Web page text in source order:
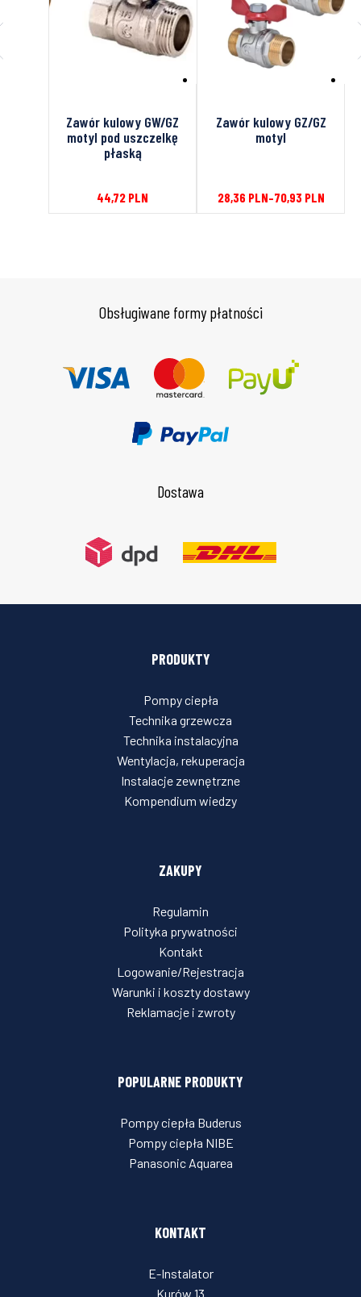
Zawór kulowy GW/GZ
motyl pod uszczelkę
płaską
44,72 PLN
Zawór kulowy GZ/GZ
motyl
28,36 PLN–70,93 PLN
Obsługiwane formy płatności
Dostawa
PRODUKTY
Pompy ciepła
Technika grzewcza
Technika instalacyjna
Wentylacja, rekuperacja
Instalacje zewnętrzne
Kompendium wiedzy
ZAKUPY
Regulamin
Polityka prywatności
Kontakt
Logowanie/Rejestracja
Warunki i koszty dostawy
Reklamacje i zwroty
POPULARNE PRODUKTY
Pompy ciepła Buderus
Pompy ciepła NIBE
Panasonic Aquarea
KONTAKT
E-Instalator
Kurów 13